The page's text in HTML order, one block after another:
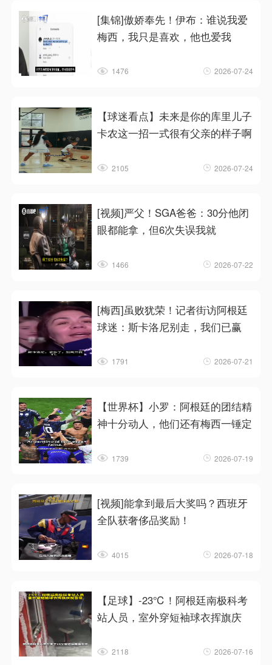
[集锦]傲娇奉先！伊布：谁说我爱
梅西，我只是喜欢，他也爱我
1476 2026-07-24
【球迷看点】未来是你的库里儿子
卡农这一招一式很有父亲的样子啊
2105 2026-07-24
[视频]严父！SGA爸爸：30分他闭
眼都能拿，但6次失误我就
1466 2026-07-22
[梅西]虽败犹荣！记者街访阿根廷
球迷：斯卡洛尼别走，我们已赢
1791 2026-07-21
【世界杯】小罗：阿根廷的团结精
神十分动人，他们还有梅西一锤定
1739 2026-07-19
[视频]能拿到最后大奖吗？西班牙
全队获奢侈品奖励！
4015 2026-07-18
【足球】-23℃！阿根廷南极科考
站人员，室外穿短袖球衣挥旗庆
2118 2026-07-16